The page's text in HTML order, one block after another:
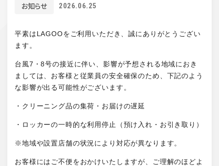
お知らせ 2026.06.25
平素はLAGOOをご利用いただき、誠にありがとうござい
ます。
台風7・8号の接近に伴い、影響が予想される地域におき
ましては、お客様と従業員の安全確保のため、下記のよう
な影響が出る可能性がございます。
・クリーニング品の集荷・お届けの遅延
・ロッカーの一時的な利用停止（預け入れ・お引き取り）
※地域や設置店舗の状況により対応が異なります。
お客様にはご不便をおかけいたしますが、ご理解のほどよ